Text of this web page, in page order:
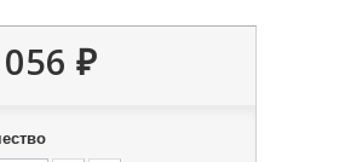
₽